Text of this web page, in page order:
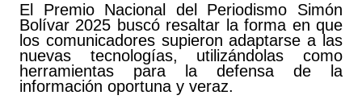
El Premio Nacional del Periodismo Simón
Bolívar 2025 buscó resaltar la forma en que
los comunicadores supieron adaptarse a las
nuevas tecnologías, utilizándolas como
herramientas para la defensa de la
información oportuna y veraz.